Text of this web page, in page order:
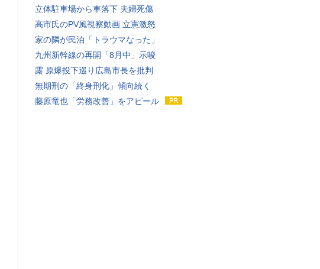
立体駐車場から車落下 夫婦死傷
高市氏のPV風視察動画 立憲激怒
家の隣が民泊「トラウマなった」
九州新幹線の再開「8月中」示唆
露 原爆投下巡り広島市長を批判
無期刑の「終身刑化」傾向続く
藤原竜也「労務改善」をアピール